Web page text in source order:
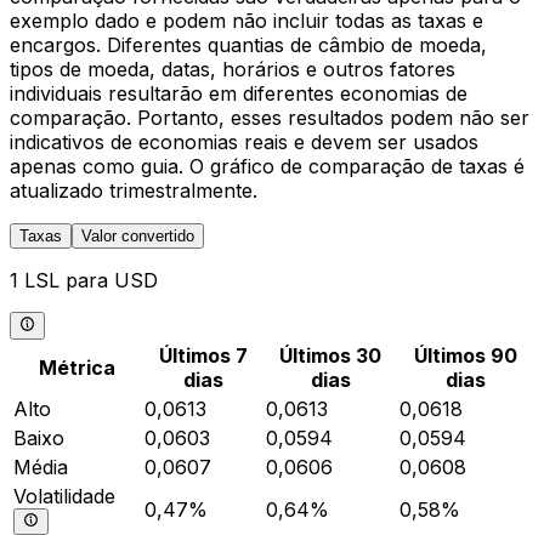
exemplo dado e podem não incluir todas as taxas e
encargos. Diferentes quantias de câmbio de moeda,
tipos de moeda, datas, horários e outros fatores
individuais resultarão em diferentes economias de
comparação. Portanto, esses resultados podem não ser
indicativos de economias reais e devem ser usados
apenas como guia. O gráfico de comparação de taxas é
atualizado trimestralmente.
Taxas Valor convertido
1 LSL para USD
Métrica
Últimos 7
dias
Últimos 30
dias
Últimos 90
dias
Alto
0,0613 0,0613
0,0618
Baixo
0,0603 0,0594
0,0594
Média
0,0607 0,0606
0,0608
Volatilidade
0,47% 0,64% 0,58%